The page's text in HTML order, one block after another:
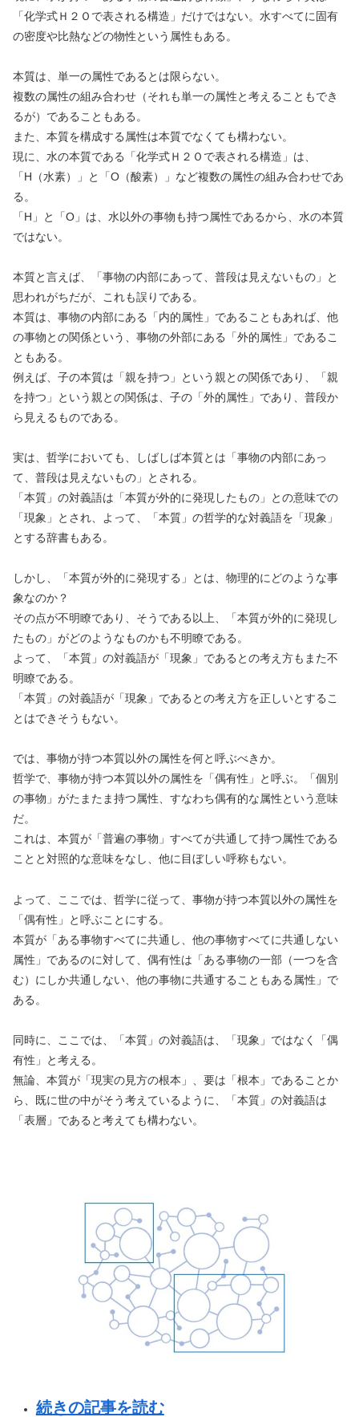
「化学式Ｈ２Ｏで表される構造」だけではない。水すべてに固有
の密度や比熱などの物性という属性もある。
本質は、単一の属性であるとは限らない。
複数の属性の組み合わせ（それも単一の属性と考えることもでき
るが）であることもある。
また、本質を構成する属性は本質でなくても構わない。
現に、水の本質である「化学式Ｈ２Ｏで表される構造」は、
「H（水素）」と「O（酸素）」など複数の属性の組み合わせであ
る。
「H」と「O」は、水以外の事物も持つ属性であるから、水の本質
ではない。
本質と言えば、「事物の内部にあって、普段は見えないもの」と
思われがちだが、これも誤りである。
本質は、事物の内部にある「内的属性」であることもあれば、他
の事物との関係という、事物の外部にある「外的属性」であるこ
ともある。
例えば、子の本質は「親を持つ」という親との関係であり、「親
を持つ」という親との関係は、子の「外的属性」であり、普段か
ら見えるものである。
実は、哲学においても、しばしば本質とは「事物の内部にあっ
て、普段は見えないもの」とされる。
「本質」の対義語は「本質が外的に発現したもの」との意味での
「現象」とされ、よって、「本質」の哲学的な対義語を「現象」
とする辞書もある。
しかし、「本質が外的に発現する」とは、物理的にどのような事
象なのか？
その点が不明瞭であり、そうである以上、「本質が外的に発現し
たもの」がどのようなものかも不明瞭である。
よって、「本質」の対義語が「現象」であるとの考え方もまた不
明瞭である。
「本質」の対義語が「現象」であるとの考え方を正しいとするこ
とはできそうもない。
では、事物が持つ本質以外の属性を何と呼ぶべきか。
哲学で、事物が持つ本質以外の属性を「偶有性」と呼ぶ。「個別
の事物」がたまたま持つ属性、すなわち偶有的な属性という意味
だ。
これは、本質が「普遍の事物」すべてが共通して持つ属性である
ことと対照的な意味をなし、他に目ぼしい呼称もない。
よって、ここでは、哲学に従って、事物が持つ本質以外の属性を
「偶有性」と呼ぶことにする。
本質が「ある事物すべてに共通し、他の事物すべてに共通しない
属性」であるのに対して、偶有性は「ある事物の一部（一つを含
む）にしか共通しない、他の事物に共通することもある属性」で
ある。
同時に、ここでは、「本質」の対義語は、「現象」ではなく「偶
有性」と考える。
無論、本質が「現実の見方の根本」、要は「根本」であることか
ら、既に世の中がそう考えているように、「本質」の対義語は
「表層」であると考えても構わない。
続きの記事を読む